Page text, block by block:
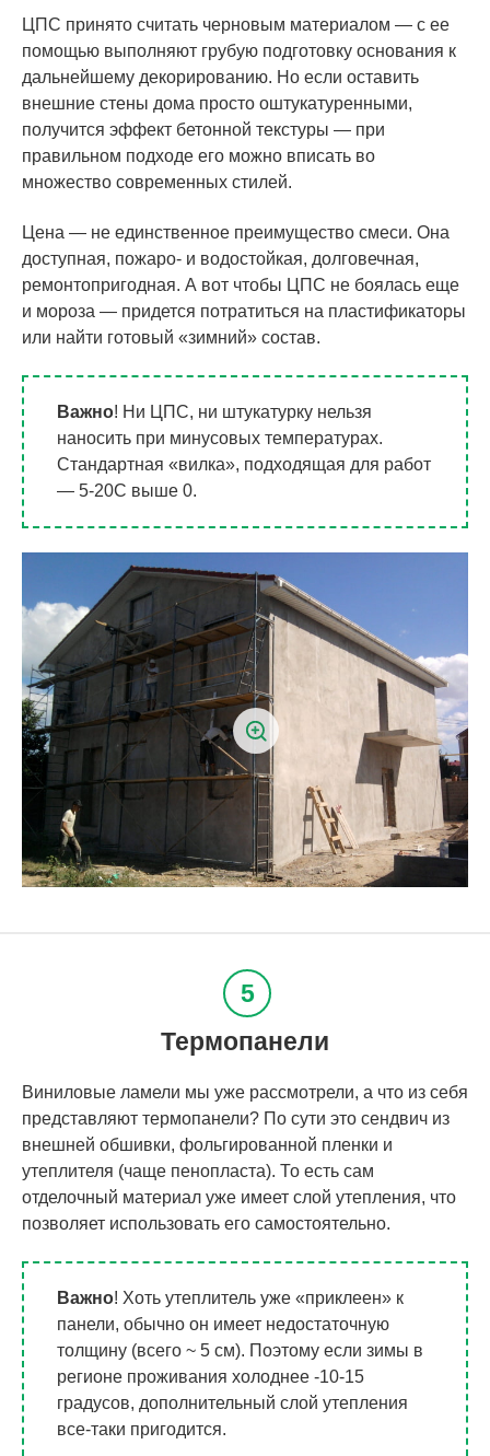
ЦПС принято считать черновым материалом — с ее
помощью выполняют грубую подготовку основания к
дальнейшему декорированию. Но если оставить
внешние стены дома просто оштукатуренными,
получится эффект бетонной текстуры — при
правильном подходе его можно вписать во
множество современных стилей.
Цена — не единственное преимущество смеси. Она
доступная, пожаро- и водостойкая, долговечная,
ремонтопригодная. А вот чтобы ЦПС не боялась еще
и мороза — придется потратиться на пластификаторы
или найти готовый «зимний» состав.
Важно! Ни ЦПС, ни штукатурку нельзя
наносить при минусовых температурах.
Стандартная «вилка», подходящая для работ
— 5-20С выше 0.
Термопанели
Виниловые ламели мы уже рассмотрели, а что из себя
представляют термопанели? По сути это сендвич из
внешней обшивки, фольгированной пленки и
утеплителя (чаще пенопласта). То есть сам
отделочный материал уже имеет слой утепления, что
позволяет использовать его самостоятельно.
Важно! Хоть утеплитель уже «приклеен» к
панели, обычно он имеет недостаточную
толщину (всего ~ 5 см). Поэтому если зимы в
регионе проживания холоднее -10-15
градусов, дополнительный слой утепления
все-таки пригодится.